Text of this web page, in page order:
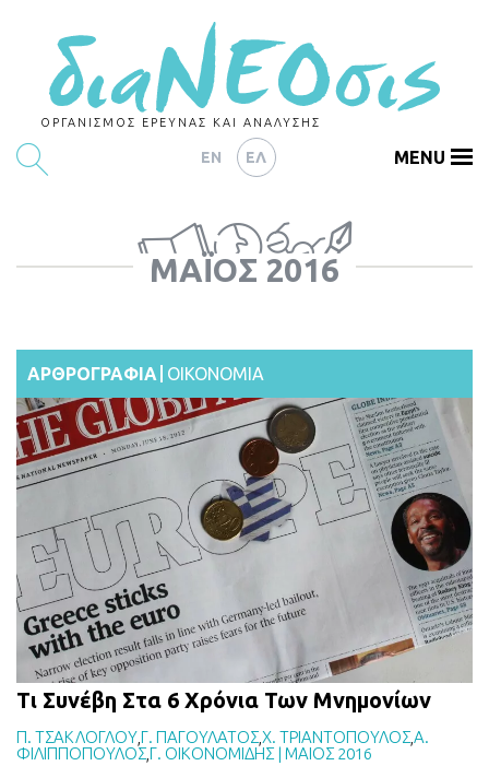
ΟΡΓΑΝΙΣΜΟΣ ΕΡΕΥΝΑΣ ΚΑΙ ΑΝΑΛΥΣΗΣ
EN ΕΛ
ΕΡΕΥΝΕΣ
ΑΡΘΡΟΓΡΑΦΙΑ
ΔΕΙΚΤΕΣ
CHARTS
PODCASTS
BLOG
ABOUT
ΕΠΙΚΟΙΝΩΝΙΑ
MENU
ΜΆΙΟΣ 2016
ΑΡΘΡΟΓΡΑΦΙΑ ΟΙΚΟΝΟΜΙΑ
Τι Συνέβη Στα 6 Χρόνια Των Μνημονίων
Π. ΤΣΑΚΛΟΓΛΟΥΓ. ΠΑΓΟΥΛΑΤΟΣΧ. ΤΡΙΑΝΤΟΠΟΥΛΟΣΑ.
ΦΙΛΙΠΠΟΠΟΥΛΟΣΓ. ΟΙΚΟΝΟΜΙΔΗΣ | ΜΑΙΟΣ 2016